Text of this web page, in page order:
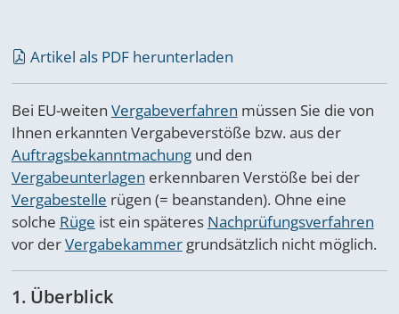
Artikel als PDF herunterladen
Bei EU-weiten Vergabeverfahren müssen Sie die von
Ihnen erkannten Vergabeverstöße bzw. aus der
Auftragsbekanntmachungund den
Vergabeunterlagen erkennbaren Verstöße bei der
Vergabestelle rügen (= beanstanden). Ohne eine
solche Rüge ist ein späteres Nachprüfungsverfahren
vor derVergabekammergrundsätzlich nicht möglich.
1. Überblick